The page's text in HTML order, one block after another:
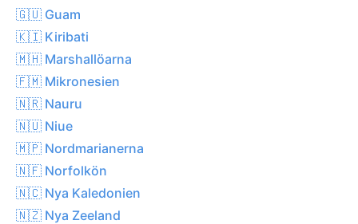
🇬🇺 Guam
🇰🇮 Kiribati
🇲🇭 Marshallöarna
🇫🇲 Mikronesien
🇳🇷 Nauru
🇳🇺 Niue
🇲🇵 Nordmarianerna
🇳🇫 Norfolkön
🇳🇨 Nya Kaledonien
🇳🇿 Nya Zeeland